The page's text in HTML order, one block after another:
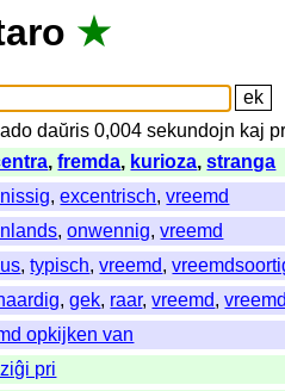
★
daŭris 0,004sekundojn kaj
,fremda, kurioza,stranga
,excentrisch,vreemd
,onwennig,vreemd
,typisch,vreemd,
,gek, raar,vreemd,
opkijken van
pri